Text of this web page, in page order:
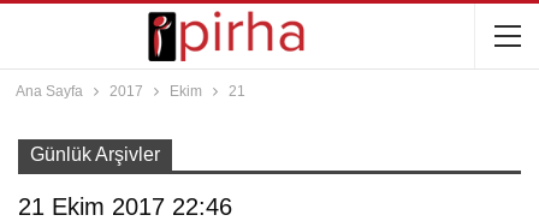
Ana Sayfa 2017 Ekim 21
Günlük Arşivler
21 Ekim 2017 22:46